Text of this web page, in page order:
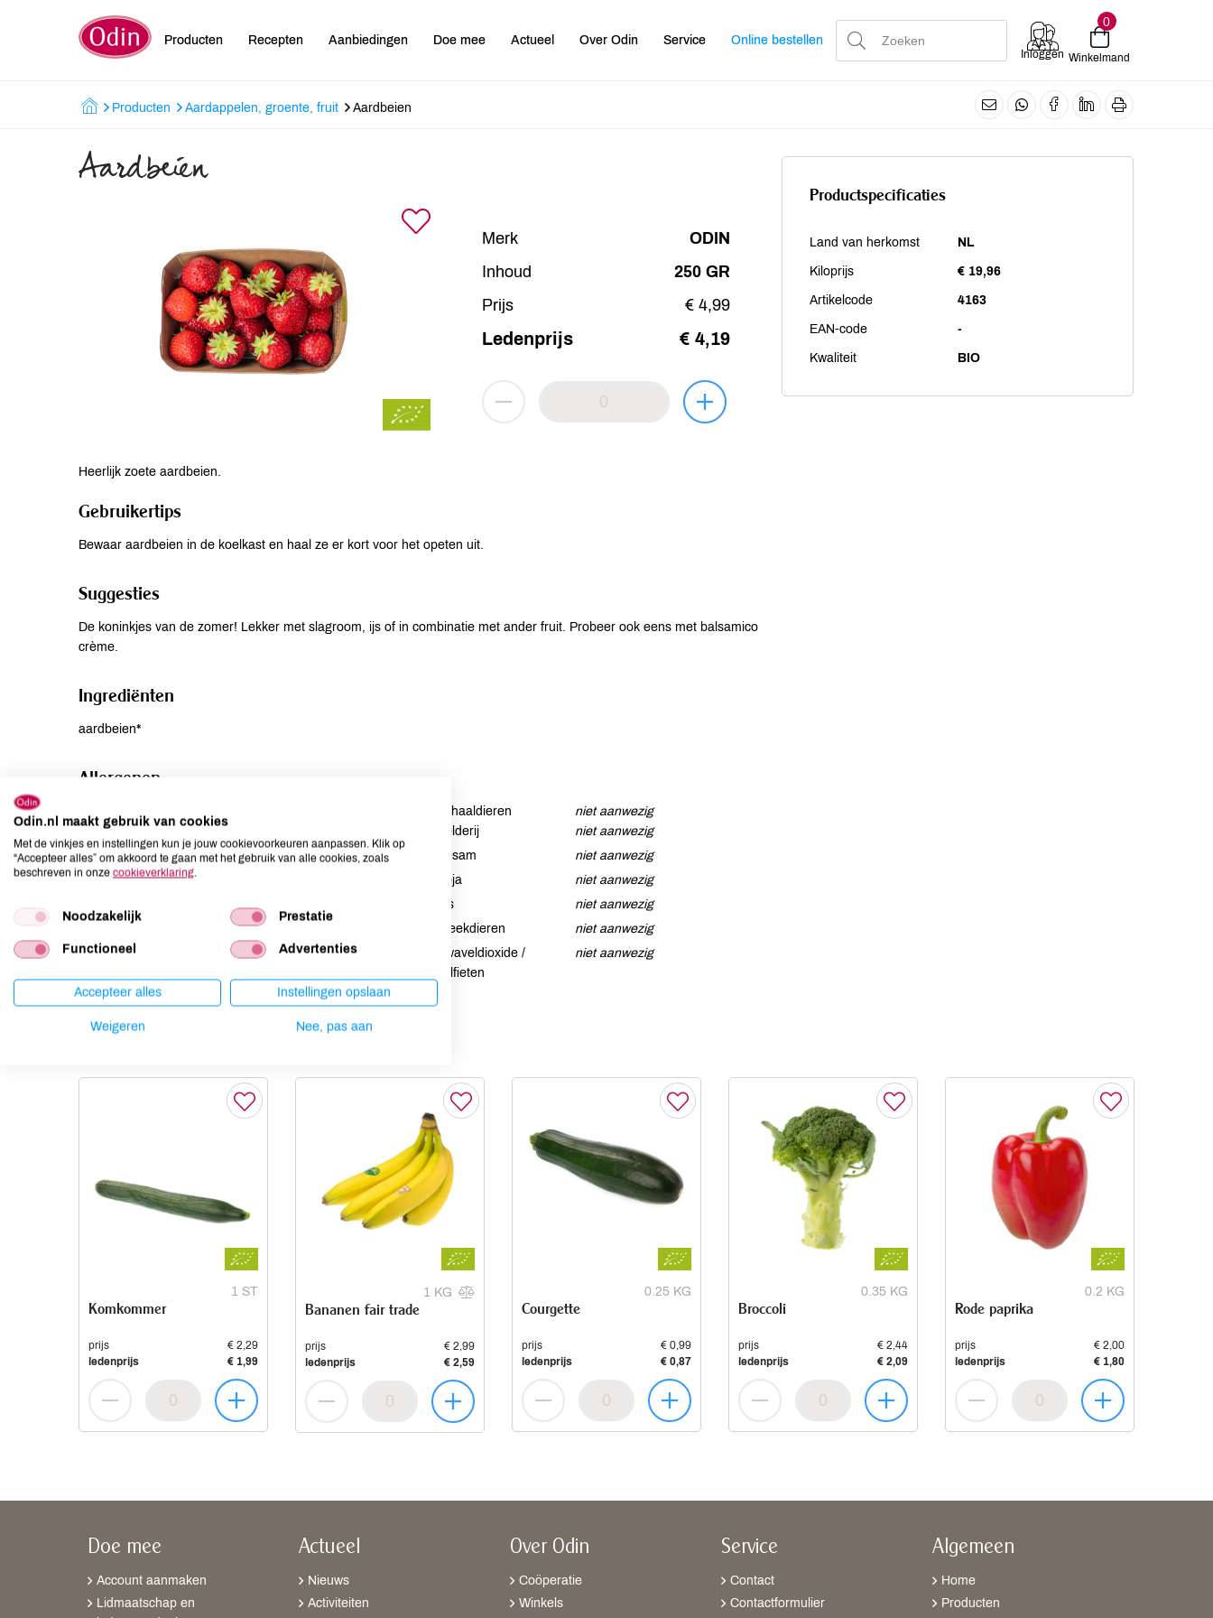
Producten Recepten Aanbiedingen Doe mee Actueel Over Odin Service Online bestellen
Inloggen
0
Winkelmand
Producten Aardappelen, groente, fruit Aardbeien
Aardbeien
Merk
ODIN
Inhoud
250 GR
Prijs
€ 4,99
Ledenprijs € 4,19
Heerlijk zoete aardbeien.
Gebruikertips
Bewaar aardbeien in de koelkast en haal ze er kort voor het opeten uit.
Suggesties
De koninkjes van de zomer! Lekker met slagroom, ijs of in combinatie met ander fruit. Probeer ook eens met balsamico
crème.
Ingrediënten
aardbeien*
Allergenen
niet aanwezig
Gluten
niet aanwezig
Lupine
niet aanwezig
Noten
niet aanwezig
Schaaldieren
niet aanwezig
Selderij
niet aanwezig
Sesam
niet aanwezig
Soja
niet aanwezig
Vis
niet aanwezig
Weekdieren
niet aanwezig
Zwaveldioxide /
sulfieten
niet aanwezig
Productspecificaties
Land van herkomst NL
Kiloprijs € 19,96
Artikelcode 4163
EAN-code -
Kwaliteit BIO
Anderen kochten ook
1 ST
Komkommer
prijs
€ 2,29
ledenprijs
€ 1,99
1 KG
Bananen fair trade
prijs
€ 2,99
ledenprijs
€ 2,59
0.25 KG
Courgette
prijs
€ 0,99
ledenprijs
€ 0,87
0.35 KG
Broccoli
prijs
€ 2,44
ledenprijs
€ 2,09
0.2 KG
Rode paprika
prijs
€ 2,00
ledenprijs
€ 1,80
Doe mee
Account aanmaken
Lidmaatschap en
Actueel
Nieuws
Activiteiten
Over Odin
Coöperatie
Winkels
Service
Contact
Contactformulier
Algemeen
Home
Producten
Odin.nl maakt gebruik van cookies
Met de vinkjes en instellingen kun je jouw cookievoorkeuren aanpassen. Klik op
“Accepteer alles” om akkoord te gaan met het gebruik van alle cookies, zoals
beschreven in onze cookieverklaring.
Noodzakelijk Prestatie
Functioneel Advertenties
Accepteer alles Instellingen opslaan
Weigeren Nee, pas aan